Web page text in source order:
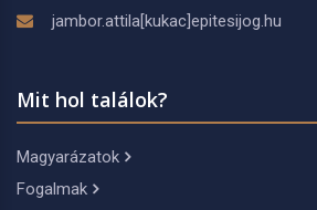
jambor.attila[kukac]epitesijog.hu
Mit hol találok?
Magyarázatok
Fogalmak